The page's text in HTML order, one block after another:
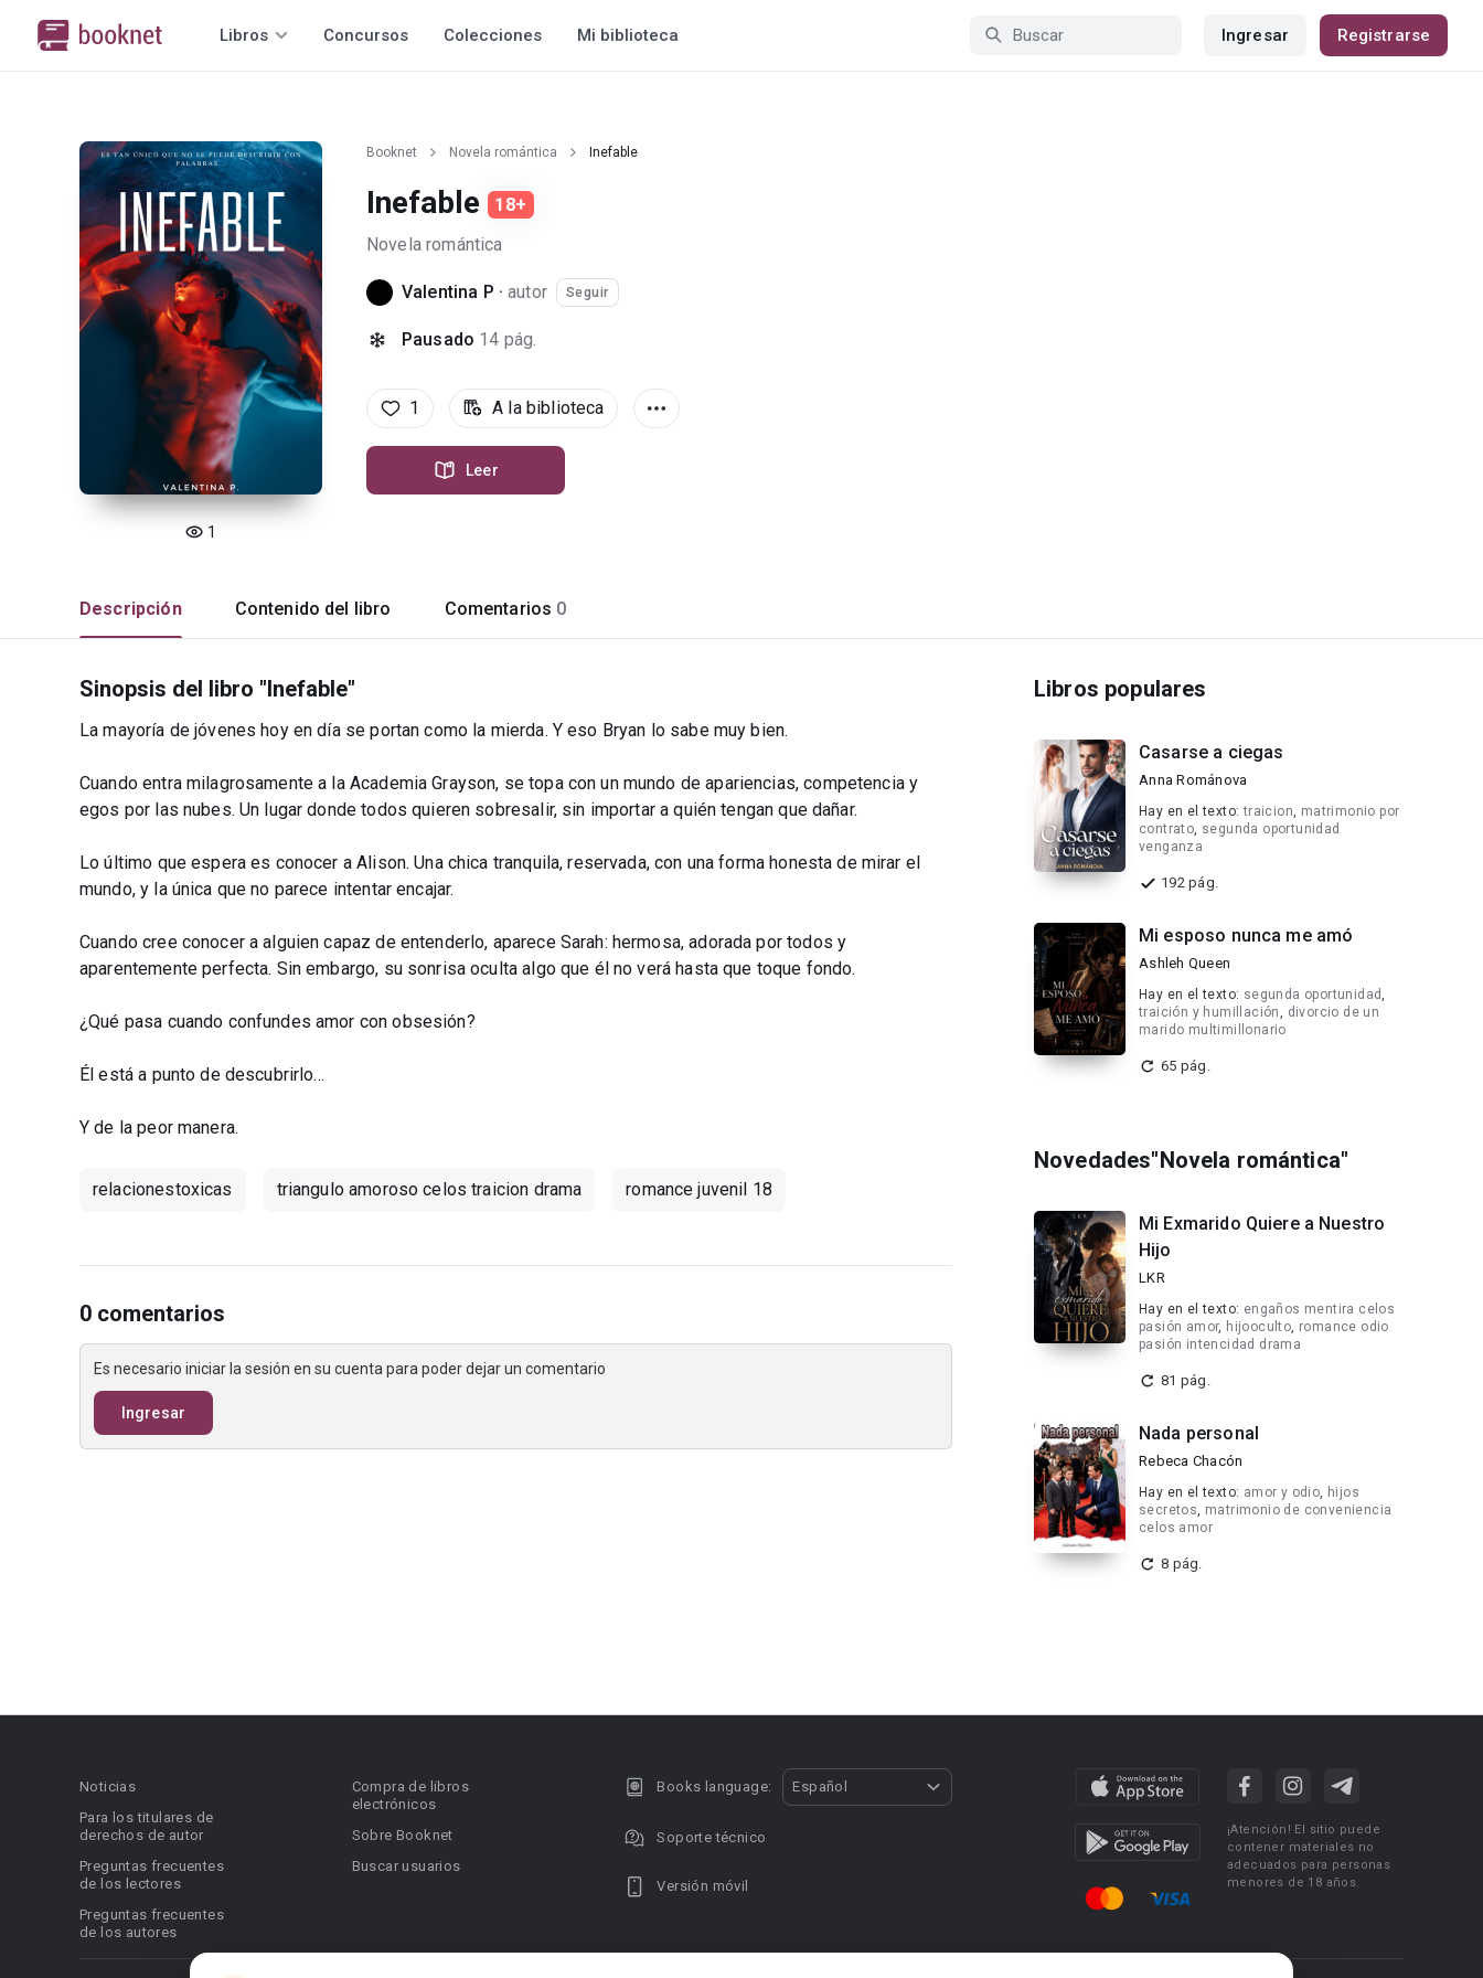
Libros Concursos Colecciones Mi biblioteca Ingresar Registrarse
1
Booknet Novela romántica Inefable
Inefable
18+
Novela romántica
Valentina P ·autor Seguir
Pausado 14 pág.
1 A la biblioteca
Leer
Descripción Contenido del libro Comentarios 0
Sinopsis del libro "Inefable"
La mayoría de jóvenes hoy en día se portan como la mierda. Y eso Bryan lo sabe muy bien.
Cuando entra milagrosamente a la Academia Grayson, se topa con un mundo de apariencias, competencia y
egos por las nubes. Un lugar donde todos quieren sobresalir, sin importar a quién tengan que dañar.
Lo último que espera es conocer a Alison. Una chica tranquila, reservada, con una forma honesta de mirar el
mundo, y la única que no parece intentar encajar.
Cuando cree conocer a alguien capaz de entenderlo, aparece Sarah: hermosa, adorada por todos y
aparentemente perfecta. Sin embargo, su sonrisa oculta algo que él no verá hasta que toque fondo.
¿Qué pasa cuando confundes amor con obsesión?
Él está a punto de descubrirlo...
Y de la peor manera.
relacionestoxicas triangulo amoroso celos traicion drama romance juvenil 18
0 comentarios
Es necesario iniciar la sesión en su cuenta para poder dejar un comentario
Ingresar
Libros populares
Casarse a ciegas
Anna Románova
Hay en el texto:traicion, matrimonio por
contrato, segunda oportunidad
venganza
192 pág.
Mi esposo nunca me amó
Ashleh Queen
Hay en el texto: segunda oportunidad,
traición y humillación, divorcio de un
marido multimillonario
65 pág.
Novedades"Novela romántica"
Mi Exmarido Quiere a Nuestro
Hijo
LKR
Hay en el texto: engaños mentira celos
pasión amor, hijooculto, romance odio
pasión intencidad drama
81 pág.
Nada personal
Rebeca Chacón
Hay en el texto: amor y odio, hijos
secretos, matrimonio de conveniencia
celos amor
8 pág.
Noticias
Para los titulares de
derechos de autor
Preguntas frecuentes
de los lectores
Preguntas frecuentes
de los autores
Compra de libros
electrónicos
Sobre Booknet
Buscar usuarios
Books language: Español
Soporte técnico
Versión móvil
¡Atención! El sitio puede
contener materiales no
adecuados para personas
menores de 18 años.